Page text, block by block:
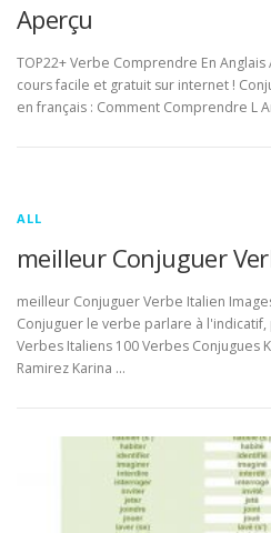
Aperçu
TOP22+ Verbe Comprendre En
cours facile et gratuit sur internet !
en français : Comment Comprendre L
ALL
meilleur Conjuguer
meilleur Conjuguer Verbe Italien
Conjuguer le verbe parlare à
Verbes Italiens 100 Verbes Conjugues
Ramirez Karina …